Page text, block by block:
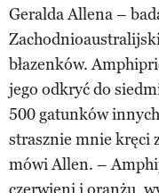
Geralda Allena –
błazenków.
jego odkryć do
500 gatunków
strasznie mnie kręci
mówi Allen. –